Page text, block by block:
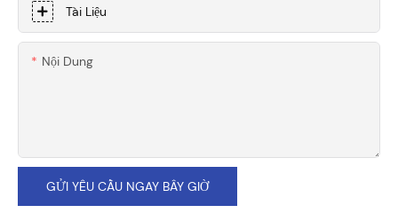
Tài Liệu
Nội Dung
GỬI YÊU CẦU NGAY BÂY GIỜ